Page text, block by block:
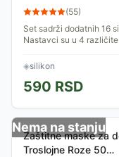
(55)
Set sadrži dodatnih 16
Nastavci su u 4
◈silikon
590 RSD
Nema na stanju
Zaštitne maske za
Troslojne Roze 50